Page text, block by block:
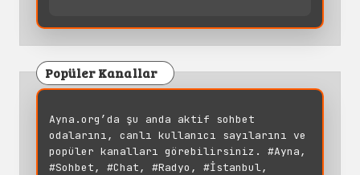
Popüler Kanallar
Ayna.org’da şu anda aktif sohbet
odalarını, canlı kullanıcı sayılarını ve
popüler kanalları görebilirsiniz. #Ayna,
#Sohbet, #Chat, #Radyo, #İstanbul,